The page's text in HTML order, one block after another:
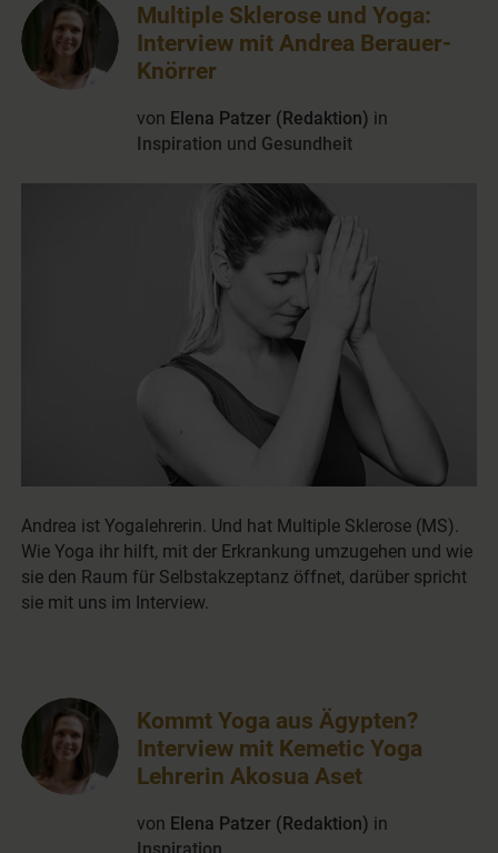
Andrea ist Yogalehrerin. Und hat Multiple Sklerose (MS).
Wie Yoga ihr hilft, mit der Erkrankung umzugehen und wie
sie den Raum für Selbstakzeptanz öffnet, darüber spricht
sie mit uns im Interview.
Multiple Sklerose und Yoga:
Interview mit Andrea Berauer-
Knörrer
von Elena Patzer (Redaktion) in
Inspiration und Gesundheit
Kommt Yoga aus Ägypten?
Interview mit Kemetic Yoga
Lehrerin Akosua Aset
von Elena Patzer (Redaktion) in